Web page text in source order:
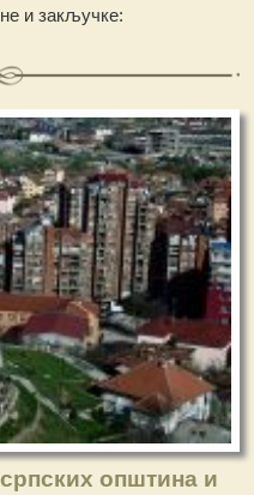
и закључке:
општина и